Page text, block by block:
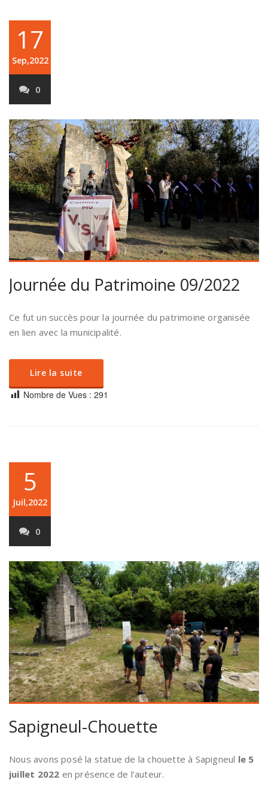
17
Sep,2022
0
Journée du Patrimoine 09/2022
Ce fut un succès pour la journée du patrimoine organisée
en lien avec la municipalité.
Lire la suite
Nombre de Vues : 291
5
Juil,2022
0
Sapigneul-Chouette
Nous avons posé la statue de la chouette à Sapigneul le 5
juillet 2022 en présence de l’auteur.